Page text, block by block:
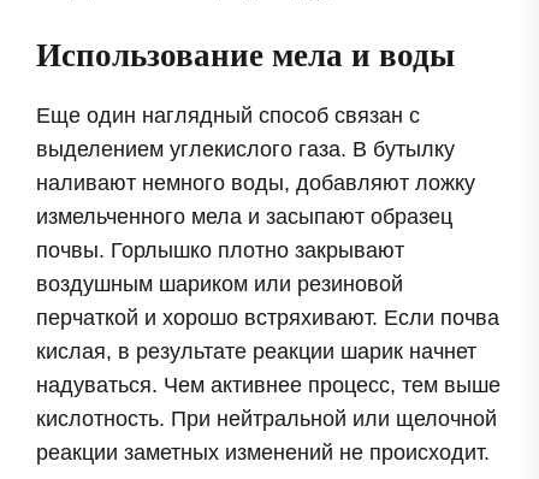
Использование мела и воды
Еще один наглядный способ связан с
выделением углекислого газа. В бутылку
наливают немного воды, добавляют ложку
измельченного мела и засыпают образец
почвы. Горлышко плотно закрывают
воздушным шариком или резиновой
перчаткой и хорошо встряхивают. Если почва
кислая, в результате реакции шарик начнет
надуваться. Чем активнее процесс, тем выше
кислотность. При нейтральной или щелочной
реакции заметных изменений не происходит.